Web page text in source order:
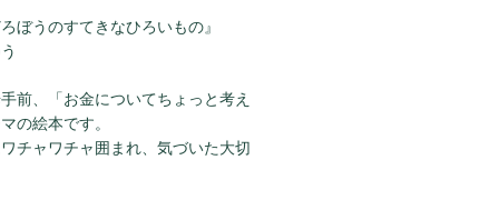
ぼうのすてきなひろいもの』
前、「お金についてちょっと考え
の絵本です。
チャワチャ囲まれ、気づいた大切